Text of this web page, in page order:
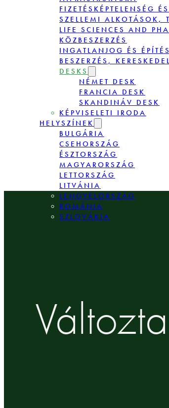
FIZETÉSKÉPTELENSÉG
SZELLEMI ALKOTÁSOK,
LIFE SCIENCES AND
KÖZBESZERZÉS
INGATLANJOG ÉS
BESZERZÉS,
DESKS
NÉMET DESK
FRANCIA DESK
SKANDINÁV DESK
KÉPVISELETI IRODA
HELYSZÍNEK
BULGÁRIA
CSEHORSZÁG
ÉSZTORSZÁG
MAGYARORSZÁG
LETTORSZÁG
LITVÁNIA
LENGYELORSZÁG
ROMÁNIA
SZLOVÁKIA